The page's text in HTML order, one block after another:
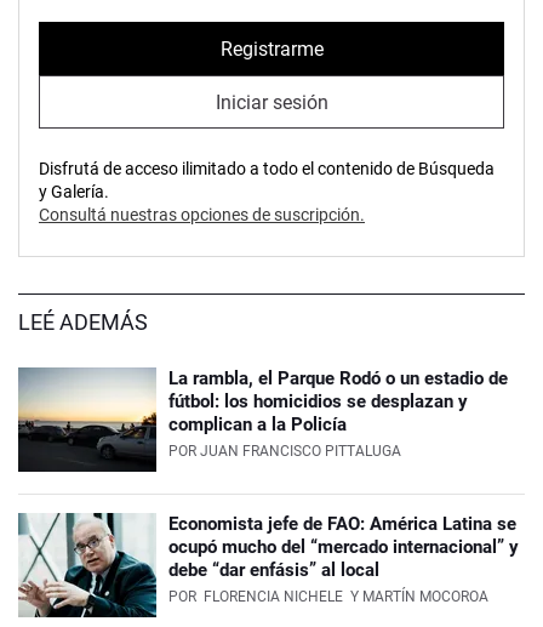
Registrarme
Iniciar sesión
Disfrutá de acceso ilimitado a todo el contenido de Búsqueda
y Galería.
Consultá nuestras opciones de suscripción.
LEÉ ADEMÁS
La rambla, el Parque Rodó o un estadio de
fútbol: los homicidios se desplazan y
complican a la Policía
POR JUAN FRANCISCO PITTALUGA
Economista jefe de FAO: América Latina se
ocupó mucho del “mercado internacional” y
debe “dar enfásis” al local
POR FLORENCIA NICHELE Y MARTÍN MOCOROA